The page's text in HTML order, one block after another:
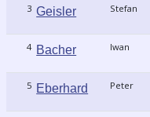
3 Geisler Stefan
4 Bacher Iwan
5 Eberhard Peter